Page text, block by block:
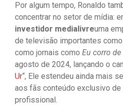
Por algum tempo, Ronaldo
concentrar no setor de mídia:
investidor medialivreuma
de televisão importantes
como jornais como Eu corro
agosto de 2024, lançando o
Ur“, Ele estendeu ainda mais
aos fãs conteúdo exclusivo
profissional.